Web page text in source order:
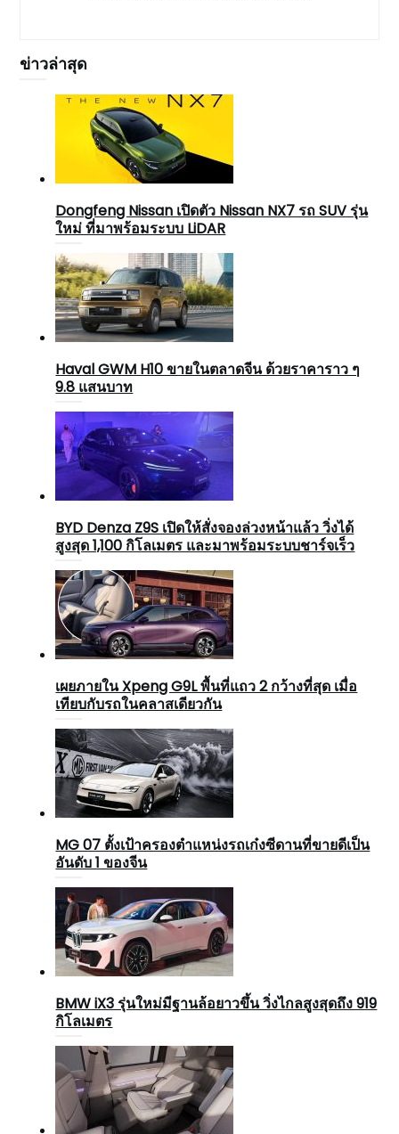
ข่าวล่าสุด
Dongfeng Nissan เปิดตัว Nissan NX7 รถ SUV รุ่น
ใหม่ ที่มาพร้อมระบบ LiDAR
Haval GWM H10 ขายในตลาดจีน ด้วยราคาราว ๆ
9.8 แสนบาท
BYD Denza Z9S เปิดให้สั่งจองล่วงหน้าแล้ว วิ่งได้
สูงสุด 1,100 กิโลเมตร และมาพร้อมระบบชาร์จเร็ว
เผยภายใน Xpeng G9L พื้นที่แถว 2 กว้างที่สุด เมื่อ
เทียบกับรถในคลาสเดียวกัน
MG 07 ตั้งเป้าครองตำแหน่งรถเก๋งซีดานที่ขายดีเป็น
อันดับ 1 ของจีน
BMW iX3 รุ่นใหม่มีฐานล้อยาวขึ้น วิ่งไกลสูงสุดถึง 919
กิโลเมตร